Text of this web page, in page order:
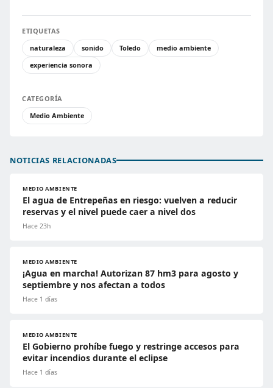
ETIQUETAS
naturaleza
sonido Toledo
medio ambiente
experiencia sonora
CATEGORÍA
Medio Ambiente
NOTICIAS RELACIONADAS
MEDIO AMBIENTE
El agua de Entrepeñas en riesgo: vuelven a reducir
reservas y el nivel puede caer a nivel dos
Hace 23h
MEDIO AMBIENTE
¡Agua en marcha! Autorizan 87 hm3 para agosto y
septiembre y nos afectan a todos
Hace 1 días
MEDIO AMBIENTE
El Gobierno prohíbe fuego y restringe accesos para
evitar incendios durante el eclipse
Hace 1 días